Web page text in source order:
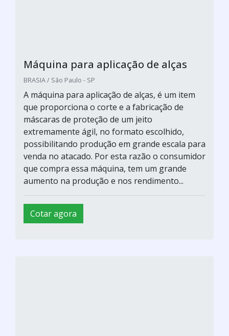
Máquina para aplicação de alças
BRASIA / São Paulo - SP
A máquina para aplicação de alças, é um item
que proporciona o corte e a fabricação de
máscaras de proteção de um jeito
extremamente ágil, no formato escolhido,
possibilitando produção em grande escala para
venda no atacado. Por esta razão o consumidor
que compra essa máquina, tem um grande
aumento na produção e nos rendimento...
Cotar agora